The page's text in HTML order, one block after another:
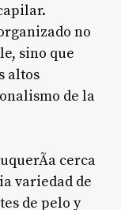
no
sino que
altos
de la
cerca
variedad de
de pelo y